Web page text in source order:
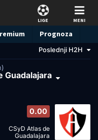
LIGE MENI
Prognoza
Poslednji H2H
Guadalajara
0.00
CSyD Atlas de
Guadalajara